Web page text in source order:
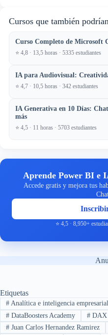
Cursos que también
Curso Completo de Microsoft
⭐ 4,8 · 13,5 horas · 5335 estudiantes
IA para Audiovisual:
⭐ 4,7 · 10,5 horas · 342 estudiantes
IA Generativa en 10 Días:
más
⭐ 4,5 · 11 horas · 5703 estudiantes
Aprende Power BI e
Accede gratis y mejora tus
⭐ 4,5 · 8,950+
Etiquetas
#Analítica e inteligencia empresarial
#DataBoosters Academy #DAX
#Juan Carlos Hernandez Ramirez